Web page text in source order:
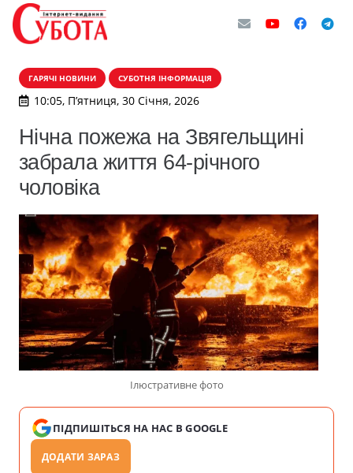
ГАРЯЧІ НОВИНИ СУБОТНЯ ІНФОРМАЦІЯ
10:05, П’ятниця, 30 Січня, 2026
Нічна пожежа на Звягельщині
забрала життя 64-річного
чоловіка
Ілюстративне фото
ПІДПИШІТЬСЯ НА НАС В GOOGLE
ДОДАТИ ЗАРАЗ